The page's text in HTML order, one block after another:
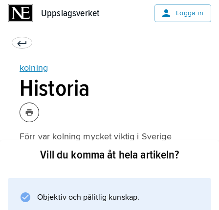
Uppslagsverket Logga in
kolning
Historia
Förr var kolning mycket viktig i Sverige
eftersom de industrier som gjorde järn och
Sverige. Men i många u-länder är träkol ett
Vill du komma åt hela artikeln?
Objektiv och pålitlig kunskap.